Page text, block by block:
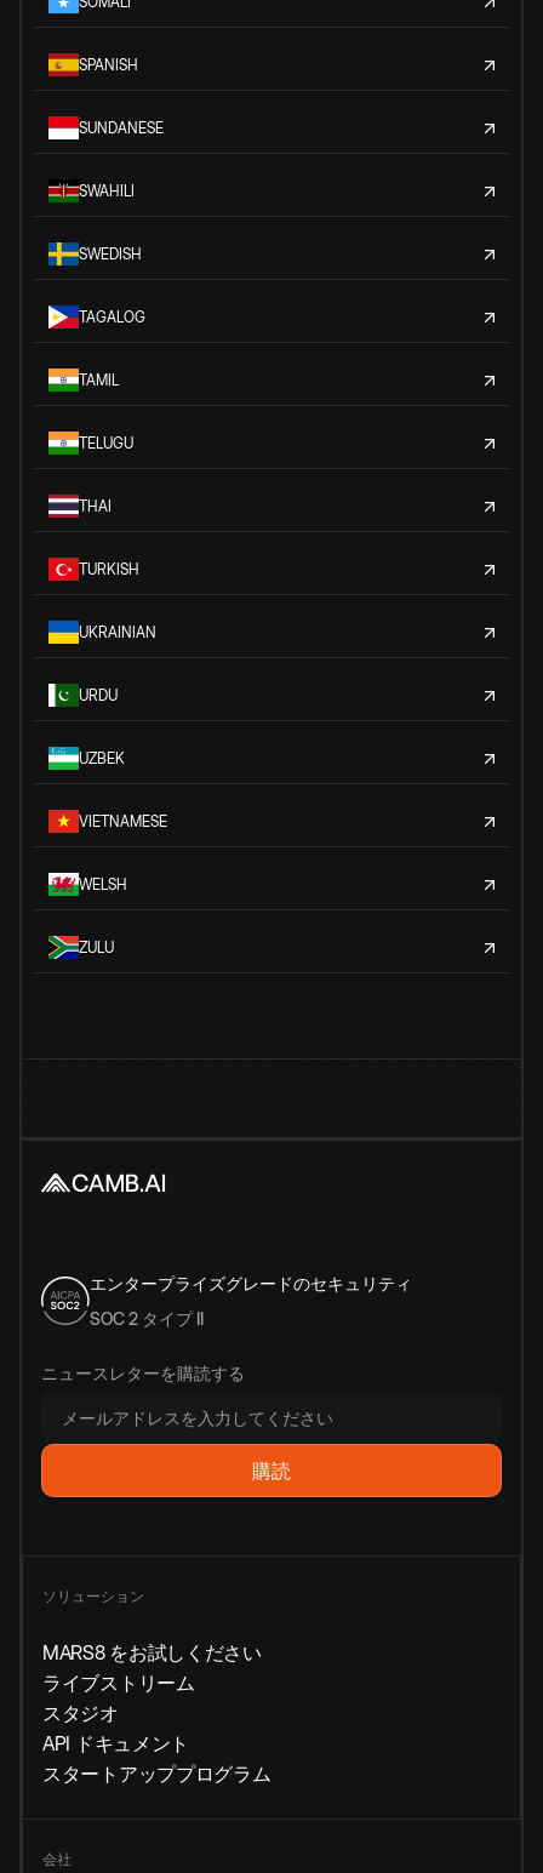
SPANISH
SUNDANESE
SWAHILI
SWEDISH
TAGALOG
TAMIL
TELUGU
THAI
TURKISH
UKRAINIAN
URDU
UZBEK
VIETNAMESE
WELSH
ZULU
エンタープライズグレードのセキュリティ
SOC 2 タイプ II
ニュースレターを購読する
ソリューション
MARS8 をお試しください
ライブストリーム
スタジオ
API ドキュメント
スタートアッププログラム
会社